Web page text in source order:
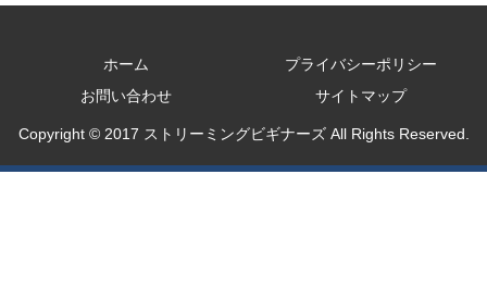
ホーム
プライバシーポリシー
お問い合わせ
サイトマップ
Copyright © 2017 ストリーミングビギナーズ All Rights Reserved.